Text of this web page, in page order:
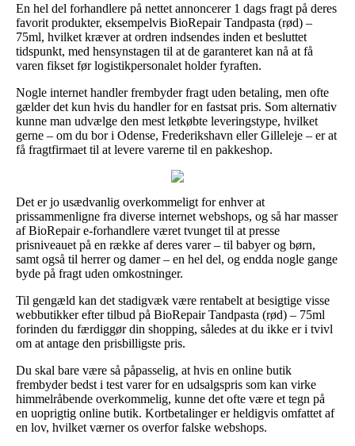
En hel del forhandlere på nettet annoncerer 1 dags fragt på deres
favorit produkter, eksempelvis BioRepair Tandpasta (rød) –
75ml, hvilket kræver at ordren indsendes inden et besluttet
tidspunkt, med hensynstagen til at de garanteret kan nå at få
varen fikset før logistikpersonalet holder fyraften.
Nogle internet handler frembyder fragt uden betaling, men ofte
gælder det kun hvis du handler for en fastsat pris. Som alternativ
kunne man udvælge den mest letkøbte leveringstype, hvilket
gerne – om du bor i Odense, Frederikshavn eller Gilleleje – er at
få fragtfirmaet til at levere varerne til en pakkeshop.
Det er jo usædvanlig overkommeligt for enhver at
prissammenligne fra diverse internet webshops, og så har masser
af BioRepair e-forhandlere været tvunget til at presse
prisniveauet på en række af deres varer – til babyer og børn,
samt også til herrer og damer – en hel del, og endda nogle gange
byde på fragt uden omkostninger.
Til gengæld kan det stadigvæk være rentabelt at besigtige visse
webbutikker efter tilbud på BioRepair Tandpasta (rød) – 75ml
forinden du færdiggør din shopping, således at du ikke er i tvivl
om at antage den prisbilligste pris.
Du skal bare være så påpasselig, at hvis en online butik
frembyder bedst i test varer for en udsalgspris som kan virke
himmelråbende overkommelig, kunne det ofte være et tegn på
en uoprigtig online butik. Kortbetalinger er heldigvis omfattet af
en lov, hvilket værner os overfor falske webshops.